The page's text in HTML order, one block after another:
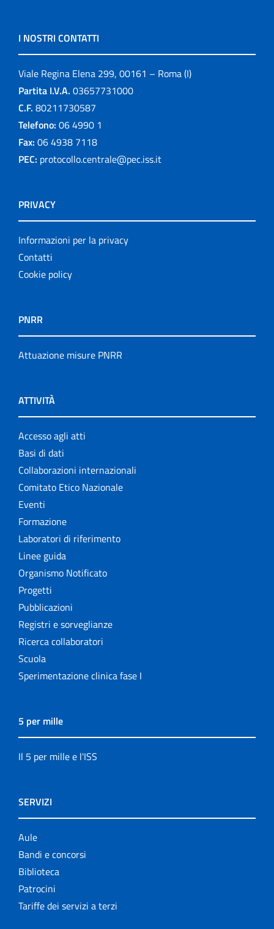
I NOSTRI CONTATTI
Viale Regina Elena 299, 00161 – Roma (I)
Partita I.V.A. 03657731000
C.F. 80211730587
Telefono: 06 4990 1
Fax: 06 4938 7118
PEC: protocollo.centrale@pec.iss.it
PRIVACY
Informazioni per la privacy
Contatti
Cookie policy
PNRR
Attuazione misure PNRR
ATTIVITÀ
Accesso agli atti
Basi di dati
Collaborazioni internazionali
Comitato Etico Nazionale
Eventi
Formazione
Laboratori di riferimento
Linee guida
Organismo Notificato
Progetti
Pubblicazioni
Registri e sorveglianze
Ricerca collaboratori
Scuola
Sperimentazione clinica fase I
5 per mille
Il 5 per mille e l'ISS
SERVIZI
Aule
Bandi e concorsi
Biblioteca
Patrocini
Tariffe dei servizi a terzi